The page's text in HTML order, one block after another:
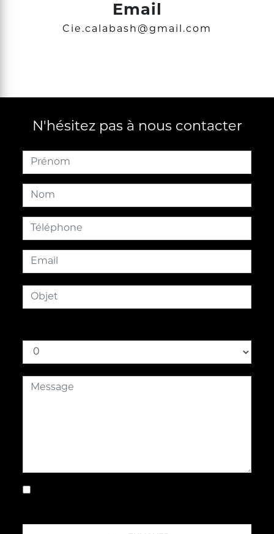
Email
cie.calabash@gmail.com
N'hésitez pas à nous contacter